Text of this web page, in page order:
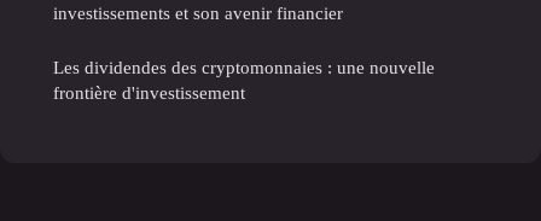
investissements et son avenir financier
Les dividendes des cryptomonnaies : une nouvelle
frontière d'investissement